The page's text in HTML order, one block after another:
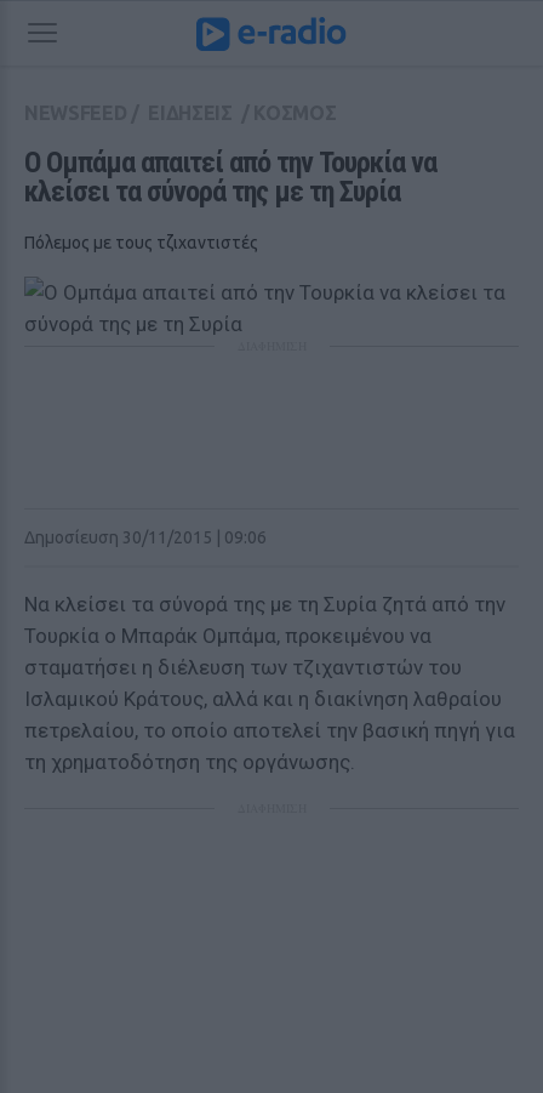
Ο Ομπάμα απαιτεί από την Τουρκία να
κλείσει τα σύνορά της με τη Συρία
Πόλεμος με τους τζιχαντιστές
Δημοσίευση 30/11/2015 | 09:06
Να κλείσει τα σύνορά της με τη Συρία ζητά από την
Τουρκία ο Μπαράκ Ομπάμα, προκειμένου να
σταματήσει η διέλευση των τζιχαντιστών του
Ισλαμικού Κράτους, αλλά και η διακίνηση λαθραίου
πετρελαίου, το οποίο αποτελεί την βασική πηγή για
τη χρηματοδότηση της οργάνωσης.